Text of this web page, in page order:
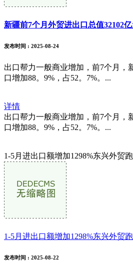
新疆前7个月外贸进出口总值32102
发布时间 : 2025-08-24
出口帮力一般商业增加，前7个月，
口增加88。9%，占52。7%。...
详情
出口帮力一般商业增加，前7个月，
口增加88。9%，占52。7%。...
1-5月进出口额增加1298%东兴外贸
1-5月进出口额增加1298%东兴外贸
发布时间 : 2025-08-22